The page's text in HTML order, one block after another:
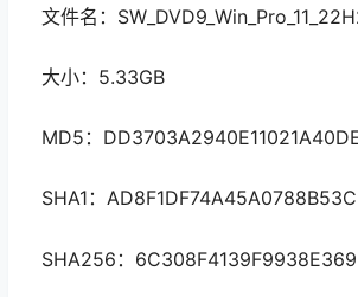
文件名：
大小：5.33GB
MD5：
SHA1：
SHA256：